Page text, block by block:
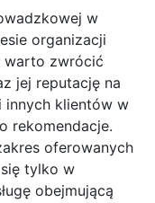
w
organizacji
warto zwrócić
jej reputację na
innych klientów w
rekomendacje.
oferowanych
tylko w
obejmującą